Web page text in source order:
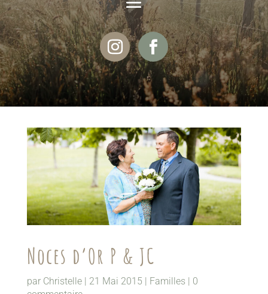
Noces d’Or P & JC
par Christelle| 21 Mai 2015 Familles
0